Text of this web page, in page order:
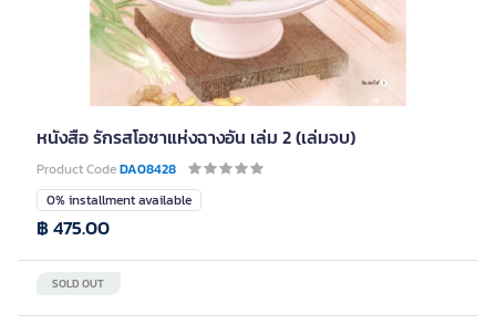
หนังสือ รักรสโอชาแห่งฉางอัน เล่ม 2 (เล่มจบ)
Product CodeDA08428
0% installment available
SOLD OUT
฿ 475.00